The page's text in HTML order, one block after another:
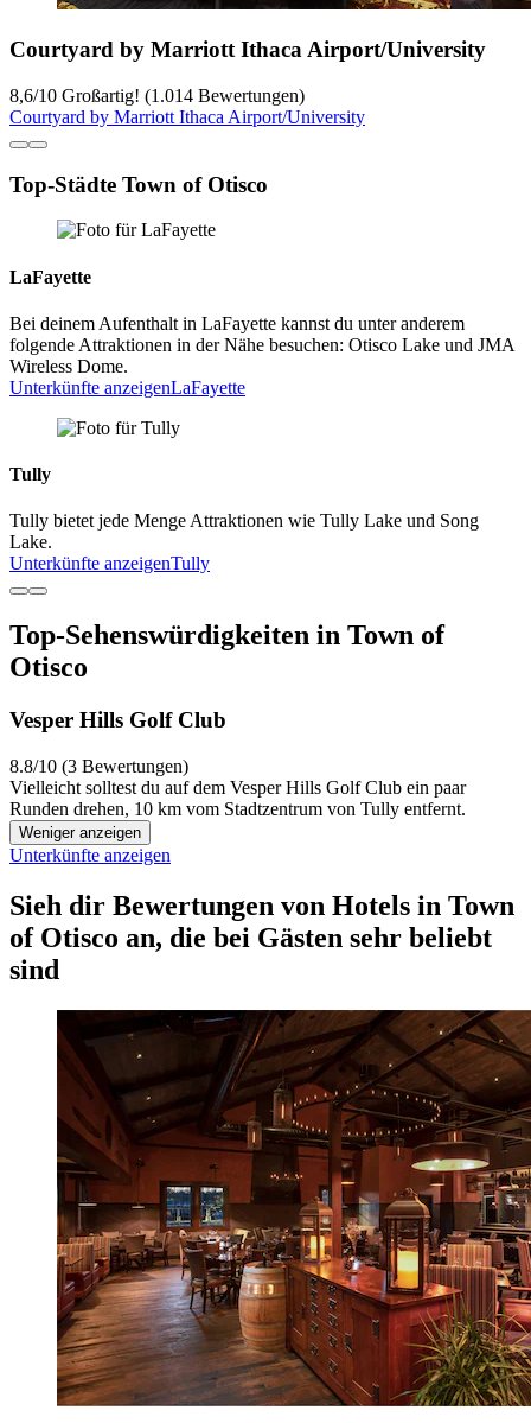
Courtyard by Marriott Ithaca Airport/University
8,6/10 Großartig! (1.014 Bewertungen)
Courtyard by Marriott Ithaca Airport/University
Top-Städte Town of Otisco
LaFayette
Bei deinem Aufenthalt in LaFayette kannst du unter anderem
folgende Attraktionen in der Nähe besuchen: Otisco Lake und JMA
Wireless Dome.
Unterkünfte anzeigenLaFayette
Tully
Tully bietet jede Menge Attraktionen wie Tully Lake und Song
Lake.
Unterkünfte anzeigenTully
Top-Sehenswürdigkeiten in Town of
Otisco
Vesper Hills Golf Club
8.8/10 (3 Bewertungen)
Vielleicht solltest du auf dem Vesper Hills Golf Club ein paar
Runden drehen, 10 km vom Stadtzentrum von Tully entfernt.
Weniger anzeigen
Unterkünfte anzeigen
Sieh dir Bewertungen von Hotels in Town
of Otisco an, die bei Gästen sehr beliebt
sind